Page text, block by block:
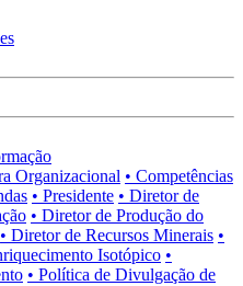
Organizacional • Competências
• Presidente • Diretor de
• Diretor de Produção do
• Diretor de Recursos Minerais •
Isotópico •
• Política de Divulgação de